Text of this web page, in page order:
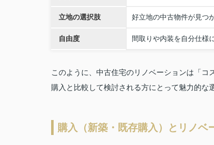
立地の選択肢 好立地の中古物件が見つ
自由度 間取りや内装を自分仕様
このように、中古住宅のリノベーションは「
購入と比較して検討される方にとって魅力的な
購入（新築・既存購入）とリノベ